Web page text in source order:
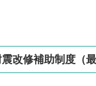
改修補助制度（最